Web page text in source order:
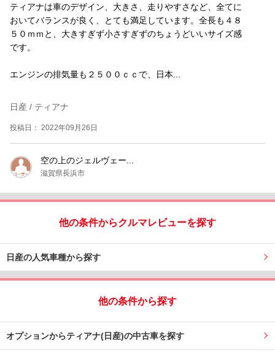
ティアナは車のデザイン、大きさ、走りやすさなど、全てに
おいてバランスが良く、とても満足しています。全長も４８
５０ｍｍと、大きすぎず小さすぎずのちょうどいいサイズ感
です。
エンジンの排気量も２５００ｃｃで、日本...
日産 / ティアナ
投稿日： 2022年09月26日
空の上のジェルヴェー...
滋賀県長浜市
他の条件からクルマレビューを探す
日産の人気車種から探す
他の条件から探す
オプションからティアナ(日産)の中古車を探す